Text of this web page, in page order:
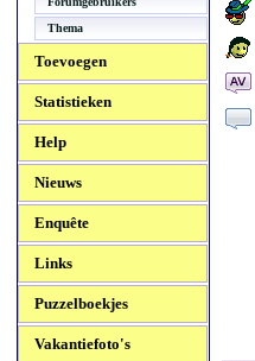
Thema
Toevoegen
Statistieken
Help
Nieuws
Enquête
Links
Puzzelboekjes
Vakantiefoto's